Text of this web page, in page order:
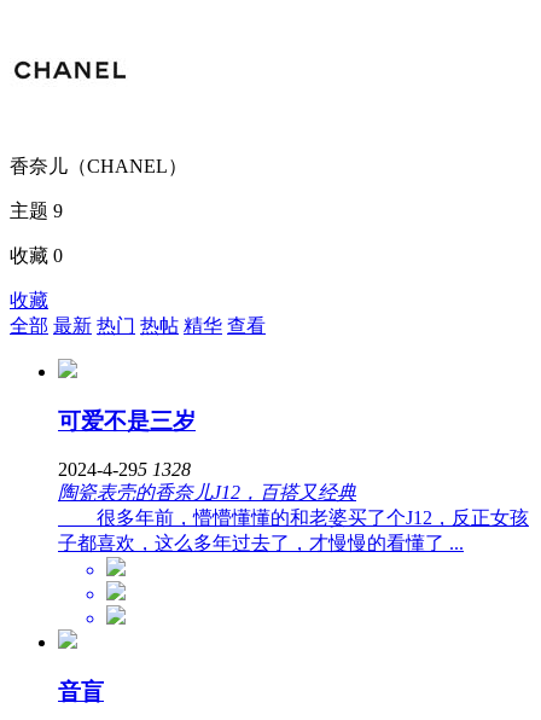
香奈儿（CHANEL）
主题 9
收藏 0
收藏
全部 最新 热门 热帖 精华 查看
可爱不是三岁
2024-4-295 1328
陶瓷表壳的香奈儿J12，百搭又经典
很多年前，懵懵懂懂的和老婆买了个J12，反正女孩
子都喜欢，这么多年过去了，才慢慢的看懂了 ...
音盲